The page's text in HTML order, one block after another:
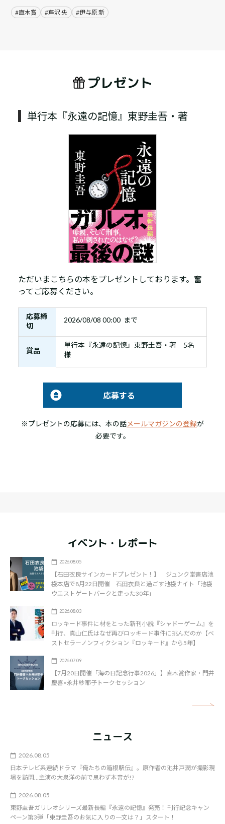
#直木賞 #芦沢 央 #伊与原 新
プレゼント
単行本『永遠の記憶』東野圭吾・著
ただいまこちらの本をプレゼントしております。奮
ってご応募ください。
応募締
切
2026/08/08 00:00 まで
賞品
単行本『永遠の記憶』東野圭吾・著 5名
様
応募する
※プレゼントの応募には、本の話メールマガジンの登録が
必要です。
イベント・レポート
2026.08.05
【石田衣良サインカードプレゼント！】 ジュンク堂書店池
袋本店で8月22日開催 石田衣良と過ごす池袋ナイト「池袋
ウエストゲートパークと走った30年」
2026.08.03
ロッキード事件に材をとった新刊小説『シャドーゲーム』を
刊行、真山仁氏はなぜ再びロッキード事件に挑んだのか【ベ
ストセラーノンフィクション『ロッキード』から5年】
2026.07.09
【7月20日開催「海の日記念行事2026」】直木賞作家・門井
慶喜×永井紗耶子トークセッション
ニュース
2026.08.05
日本テレビ系連続ドラマ『俺たちの箱根駅伝』。原作者の池井戸潤が撮影現
場を訪問…主演の大泉洋の前で思わず本音が!?
2026.08.05
東野圭吾ガリレオシリーズ最新長編『永遠の記憶』発売！ 刊行記念キャン
ペーン第3弾「東野圭吾のお気に入りの一文は？」スタート！